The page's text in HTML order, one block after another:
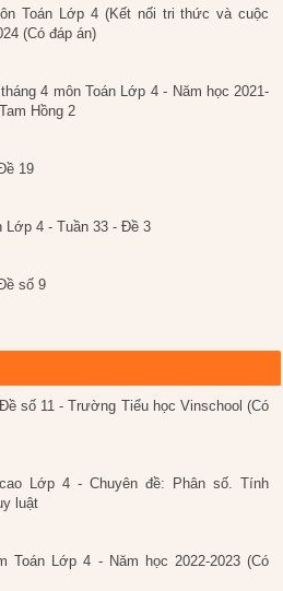
Toán Lớp 4 (Kết nối tri thức và cuộc
(Có đáp án)
4 môn Toán Lớp 4 - Năm học 2021-
Hồng 2
19
Lớp 4 - Tuần 33 - Đề 3
số 9
số 11 - Trường Tiểu học Vinschool (Có
Lớp 4 - Chuyên đề: Phân số. Tính
luật
Toán Lớp 4 - Năm học 2022-2023 (Có